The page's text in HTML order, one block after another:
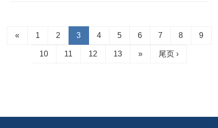
« 1 2 3 4 5 6 7 8 9
10 11 12 13 » 尾页 ›